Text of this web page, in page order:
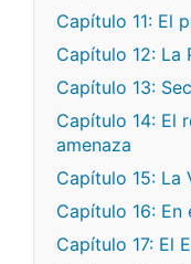
Capítulo 11: El
Capítulo 12: La
Capítulo 13:
Capítulo 14: El
amenaza
Capítulo 15: La
Capítulo 16:
Capítulo 17: El